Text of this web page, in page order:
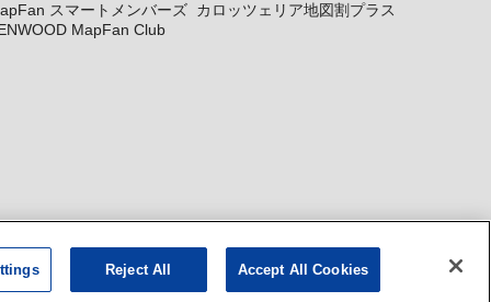
スマートメンバーズ カロッツェリア地図割プラス
MapFan Club
Reject All Accept All Cookies